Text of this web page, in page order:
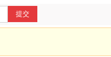
提交